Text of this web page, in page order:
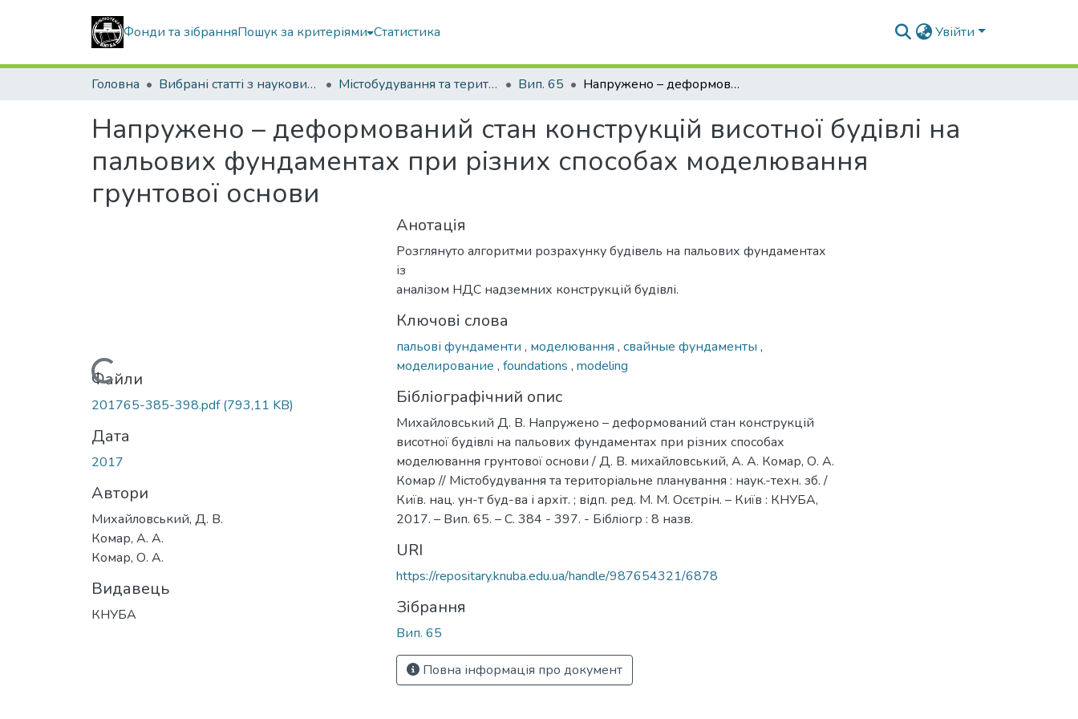
Фонди та зібранняПошук за критеріями Статистика Увійти
Головна Вибрані статті з наукових збірників КНУБА Містобудування та територіальне планування Вип. 65 Напружено – деформований стан конструкцій висотної будівлі на пальових фундаментах при різних способах моделювання грунтової основи
Напружено – деформований стан конструкцій висотної будівлі на
пальових фундаментах при різних способах моделювання
грунтової основи
Вантажиться...
Файли
201765-385-398.pdf(793,11 KB)
Дата
2017
Автори
Михайловський, Д. В.
Комар, А. А.
Комар, О. А.
Видавець
КНУБА
Анотація
Розглянуто алгоритми розрахунку будівель на пальових фундаментах
із
аналізом НДС надземних конструкцій будівлі.
Ключові слова
пальові фундаменти , моделювання , свайные фундаменты ,
моделирование , foundations , modeling
Бібліографічний опис
Михайловський Д. В. Напружено – деформований стан конструкцій
висотної будівлі на пальових фундаментах при різних способах
моделювання грунтової основи / Д. В. михайловський, А. А. Комар, О. А.
Комар // Містобудування та територіальне планування : наук.-техн. зб. /
Київ. нац. ун-т буд-ва і архіт. ; відп. ред. М. М. Осєтрін. – Київ : КНУБА,
2017. – Вип. 65. – С. 384 - 397. - Бібліогр : 8 назв.
URI
https://repositary.knuba.edu.ua/handle/987654321/6878
Зібрання
Вип. 65
Повна інформація про документ